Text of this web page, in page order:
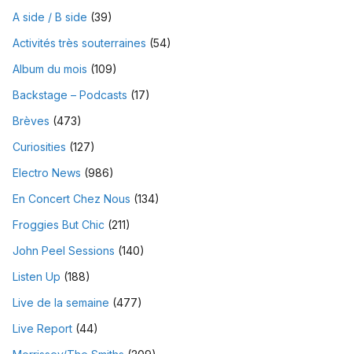
A side / B side (39)
Activités très souterraines (54)
Album du mois (109)
Backstage – Podcasts (17)
Brèves (473)
Curiosities (127)
Electro News (986)
En Concert Chez Nous (134)
Froggies But Chic (211)
John Peel Sessions (140)
Listen Up (188)
Live de la semaine (477)
Live Report (44)